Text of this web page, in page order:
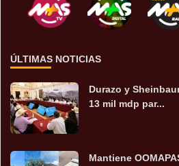
ÚLTIMAS NOTICIAS
Durazo y
13 mil mdp par...
Mantiene